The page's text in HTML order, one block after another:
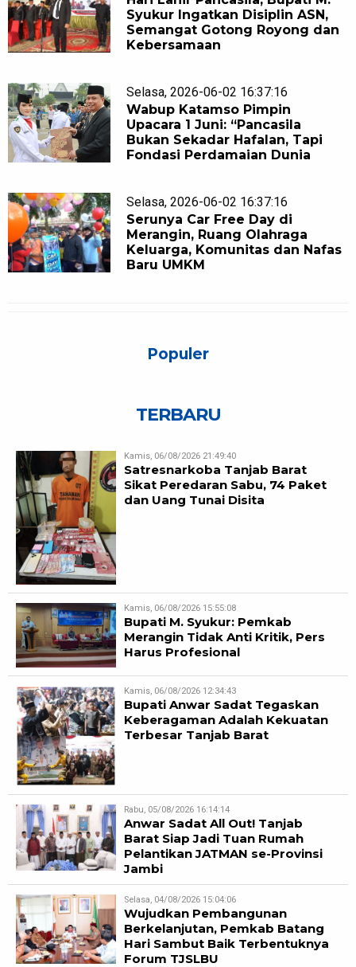
Syukur Ingatkan Disiplin ASN,
Semangat Gotong Royong dan
Kebersamaan
Selasa, 2026-06-02 16:37:16
Wabup Katamso Pimpin
Upacara 1 Juni: “Pancasila
Bukan Sekadar Hafalan, Tapi
Fondasi Perdamaian Dunia
Selasa, 2026-06-02 16:37:16
Serunya Car Free Day di
Merangin, Ruang Olahraga
Keluarga, Komunitas dan Nafas
Baru UMKM
Populer
TERBARU
Kamis, 06/08/2026 21:49:40
Satresnarkoba Tanjab Barat
Sikat Peredaran Sabu, 74 Paket
dan Uang Tunai Disita
Kamis, 06/08/2026 15:55:08
Bupati M. Syukur: Pemkab
Merangin Tidak Anti Kritik, Pers
Harus Profesional
Kamis, 06/08/2026 12:34:43
Bupati Anwar Sadat Tegaskan
Keberagaman Adalah Kekuatan
Terbesar Tanjab Barat
Rabu, 05/08/2026 16:14:14
Anwar Sadat All Out! Tanjab
Barat Siap Jadi Tuan Rumah
Pelantikan JATMAN se-Provinsi
Jambi
Selasa, 04/08/2026 15:04:06
Wujudkan Pembangunan
Berkelanjutan, Pemkab Batang
Hari Sambut Baik Terbentuknya
Forum TJSLBU